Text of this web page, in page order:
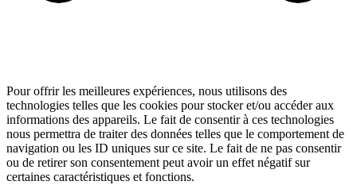
Pour offrir les meilleures expériences, nous utilisons des
technologies telles que les cookies pour stocker et/ou accéder aux
informations des appareils. Le fait de consentir à ces technologies
nous permettra de traiter des données telles que le comportement de
navigation ou les ID uniques sur ce site. Le fait de ne pas consentir
ou de retirer son consentement peut avoir un effet négatif sur
certaines caractéristiques et fonctions.